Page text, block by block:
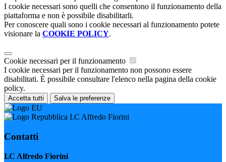
I cookie necessari sono quelli che consentono il funzionamento della
piattaforma e non è possibile disabilitarli.
Per conoscere quali sono i cookie necessari al funzionamento potete
visionare la COOKIE POLICY.
Cookie necessari per il funzionamento
I cookie necessari per il funzionamento non possono essere
disabilitati. È possibile consultare l'elenco nella pagina della cookie
policy.
Accetta tutti Salva le preferenze
I.C Alfredo Fiorini
Contatti
I.C Alfredo Fiorini